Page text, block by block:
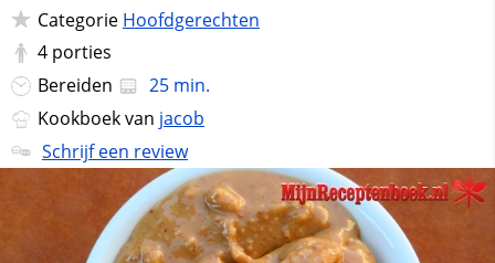
Categorie Hoofdgerechten
4 porties
Bereiden
25 min.
Kookboek van jacob
Schrijf een review